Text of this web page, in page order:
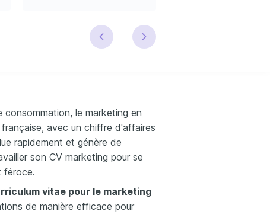
le marketing en
avec un chiffre d'affaires
rapidement et génère de
son CV marketing pour se
féroce.
vitae pour le marketing
de manière efficace pour